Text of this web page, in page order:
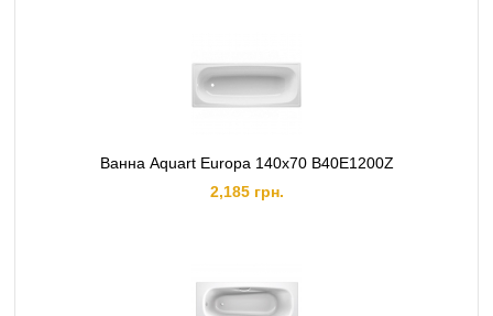
Ванна Aquart Europa 140х70 B40E1200Z
2,185 грн.